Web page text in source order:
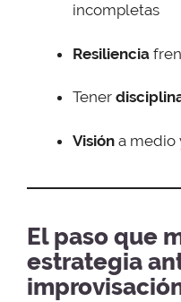
incompletas
Resiliencia
Tener
Visión a medio
El paso que
estrategia